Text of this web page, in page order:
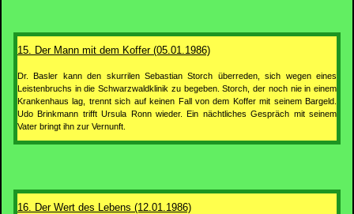
15. Der Mann mit dem Koffer (05.01.1986)
Dr. Basler kann den skurrilen Sebastian Storch überreden, sich wegen eines
Leistenbruchs in die Schwarzwaldklinik zu begeben. Storch, der noch nie in einem
Krankenhaus lag, trennt sich auf keinen Fall von dem Koffer mit seinem Bargeld.
Udo Brinkmann trifft Ursula Ronn wieder. Ein nächtliches Gespräch mit seinem
Vater bringt ihn zur Vernunft.
16. Der Wert des Lebens (12.01.1986)